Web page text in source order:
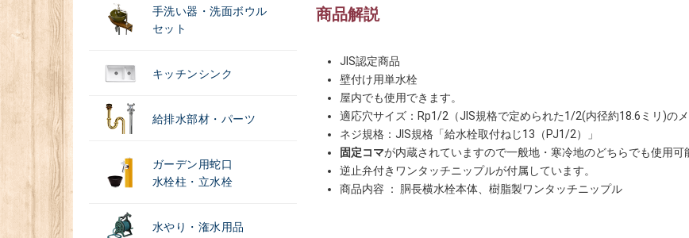
手洗い器・洗面ボウル
セット
キッチンシンク
給排水部材・パーツ
ガーデン用蛇口
水栓柱・立水栓
水やり・潅水用品
商品解説
JIS認定商品
壁付け用単水栓
屋内でも使用できます。
適応穴サイズ：Rp1/2（JIS規格で定められた1/2(内径約18.6ミリ)の
ネジ規格：JIS規格「給水栓取付ねじ13（PJ1/2）」
固定コマが内蔵されていますので一般地・寒冷地のどちらでも使用可
逆止弁付きワンタッチニップルが付属しています。
商品内容 ： 胴長横水栓本体、樹脂製ワンタッチニップル